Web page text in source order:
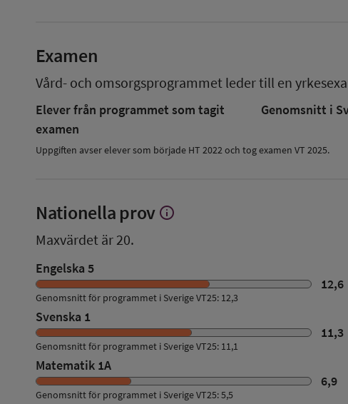
Examen
Vård- och omsorgsprogrammet leder till en
Elever från programmet som tagit
examen
Genomsnitt i
Uppgiften avser elever som började HT 2022 och tog examen VT 2025.
Nationella prov Visa
info
Maxvärdet är 20.
Engelska 5
12,6
Genomsnitt för programmet i Sverige VT25: 12,3
Svenska 1
11,3
Genomsnitt för programmet i Sverige VT25: 11,1
Matematik 1A
6,9
Genomsnitt för programmet i Sverige VT25: 5,5